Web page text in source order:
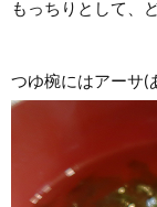
もっちりとして、
つゆ椀にはアーサ(